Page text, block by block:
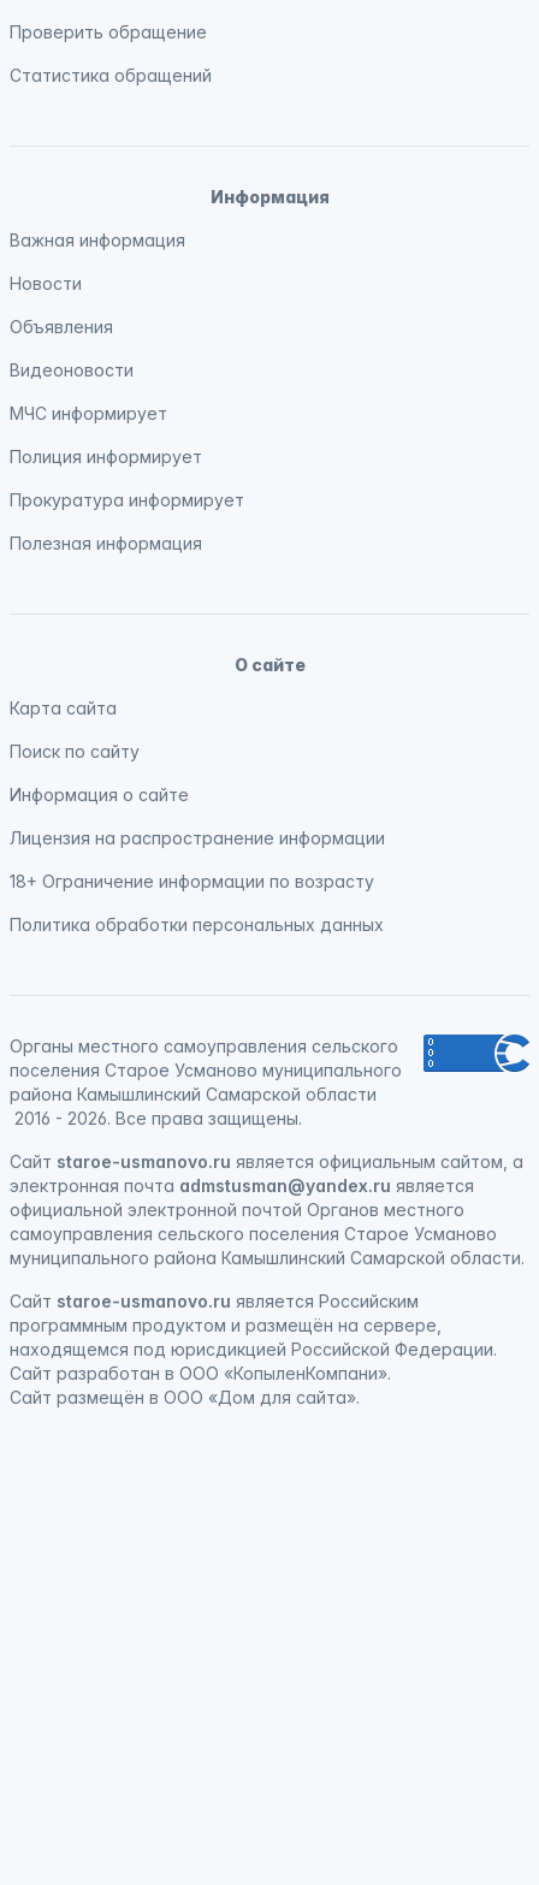
Проверить обращение
Статистика обращений
Информация
Важная информация
Новости
Объявления
Видеоновости
МЧС информирует
Полиция информирует
Прокуратура информирует
Полезная информация
О сайте
Карта сайта
Поиск по сайту
Информация о сайте
Лицензия на распространение информации
18+ Ограничение информации по возрасту
Политика обработки персональных данных
Органы местного самоуправления сельского
поселения Старое Усманово муниципального
района Камышлинский Самарской области
2016 - 2026. Все права защищены.
Сайт staroe-usmanovo.ru является официальным сайтом, а
электронная почта admstusman@yandex.ru является
официальной электронной почтой Органов местного
самоуправления сельского поселения Старое Усманово
муниципального района Камышлинский Самарской области.
Сайт staroe-usmanovo.ru является Российским
программным продуктом и размещён на сервере,
находящемся под юрисдикцией Российской Федерации.
Сайт разработан в ООО «КопыленКомпани».
Сайт размещён в ООО «Дом для сайта».